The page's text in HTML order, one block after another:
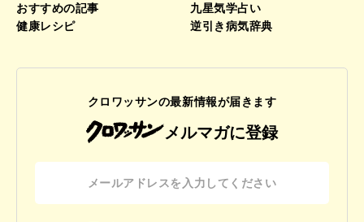
おすすめの記事
九星気学占い
健康レシピ
逆引き病気辞典
クロワッサンの最新情報が届きます
メルマガに登録